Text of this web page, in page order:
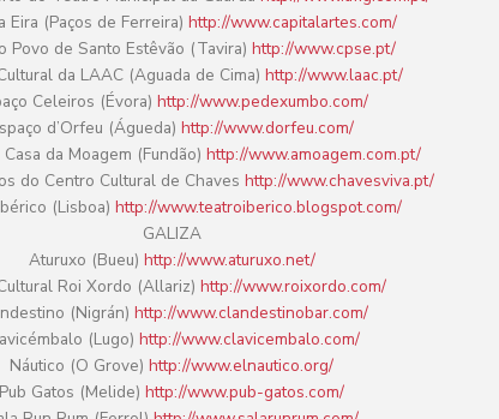
Eira (Paços de Ferreira) http://www.capitalartes.com/
Povo de Santo Estêvão (Tavira) http://www.cpse.pt/
da LAAC (Aguada de Cima) http://www.laac.pt/
Celeiros (Évora) http://www.pedexumbo.com/
d’Orfeu (Águeda) http://www.dorfeu.com/
da Moagem (Fundão) http://www.amoagem.com.pt/
do Centro Cultural de Chaves http://www.chavesviva.pt/
(Lisboa) http://www.teatroiberico.blogspot.com/
GALIZA
Aturuxo (Bueu) http://www.aturuxo.net/
Roi Xordo (Allariz) http://www.roixordo.com/
(Nigrán) http://www.clandestinobar.com/
(Lugo) http://www.clavicembalo.com/
Náutico (O Grove) http://www.elnautico.org/
Pub Gatos (Melide) http://www.pub-gatos.com/